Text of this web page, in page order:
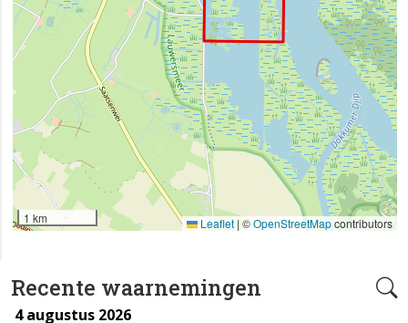
Recente waarnemingen
4 augustus 2026
1 km Leaflet | ©OpenStreetMapcontributors